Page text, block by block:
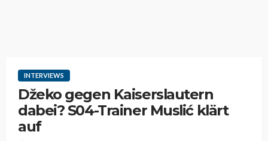
INTERVIEWS
Džeko gegen Kaiserslautern
dabei? S04-Trainer Muslić klärt
auf